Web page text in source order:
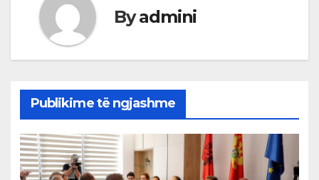
Byadmini
Publikime të ngjashme